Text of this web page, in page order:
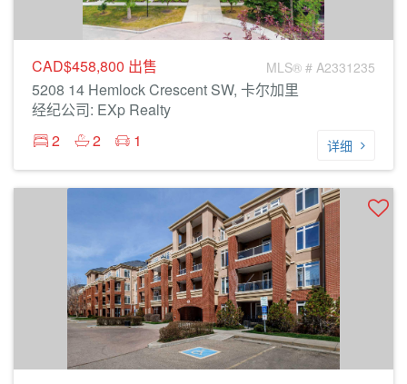
CAD$458,800 出售 MLS® # A2331235
5208 14 Hemlock Crescent SW, 卡尔加里
经纪公司: EXp Realty
2
2 1 详细